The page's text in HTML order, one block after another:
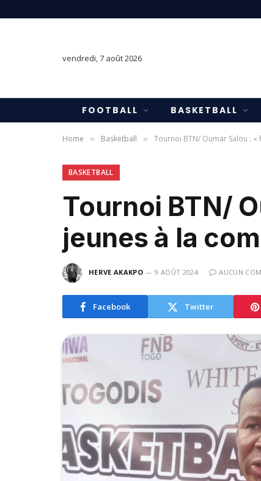
vendredi, 7 août 2026
FOOTBALL BASKETBALL
Home » Basketball » Tournoi BTN/ Oumar Salou :
BASKETBALL
Tournoi BTN/
jeunes à la
HERVE AKAKPO 9 AOÛT 2024 AUCUN
Facebook Twitter